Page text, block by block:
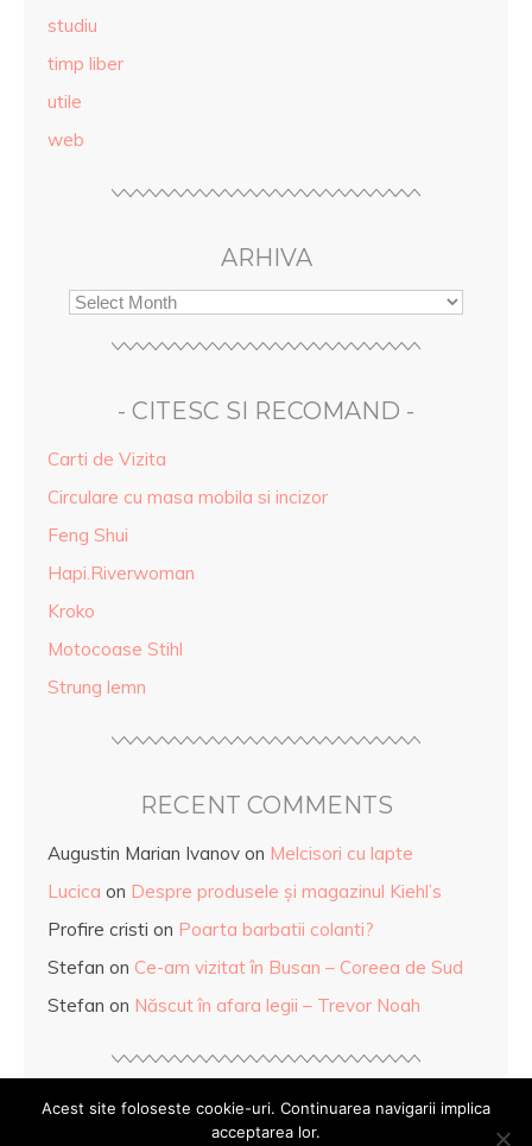
studiu
timp liber
utile
web
ARHIVA
- CITESC SI RECOMAND -
Carti de Vizita
Circulare cu masa mobila si incizor
Feng Shui
Hapi.Riverwoman
Kroko
Motocoase Stihl
Strung lemn
RECENT COMMENTS
Augustin Marian Ivanov on Melcisori cu lapte
Lucica on Despre produsele și magazinul Kiehl’s
Profire cristi on Poarta barbatii colanti?
Stefan on Ce-am vizitat în Busan – Coreea de Sud
Stefan on Născut în afara legii – Trevor Noah
Acest site foloseste cookie-uri. Continuarea navigarii implica
acceptarea lor.